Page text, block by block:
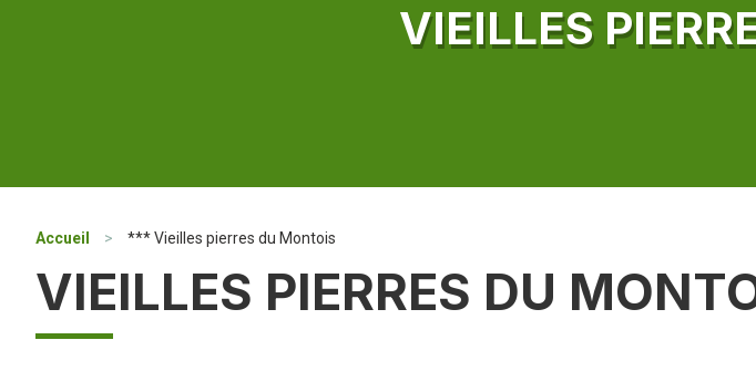
VIEILLES
Accueil > *** Vieilles pierres du Montois
VIEILLES PIERRES DU